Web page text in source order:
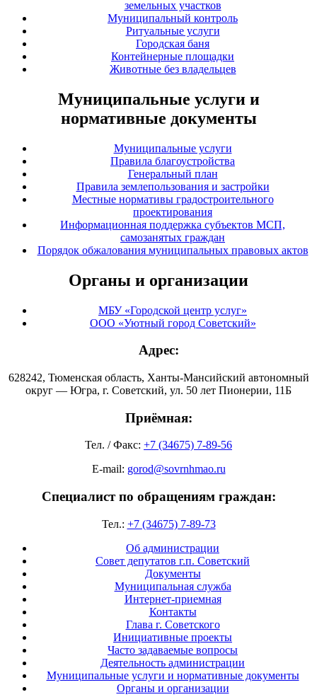
земельных участков
Муниципальный контроль
Ритуальные услуги
Городская баня
Контейнерные площадки
Животные без владельцев
Муниципальные услуги и
нормативные документы
Муниципальные услуги
Правила благоустройства
Генеральный план
Правила землепользования и застройки
Местные нормативы градостроительного
проектирования
Информационная поддержка субъектов МСП,
самозанятых граждан
Порядок обжалования муниципальных правовых актов
Органы и организации
МБУ «Городской центр услуг»
ООО «Уютный город Советский»
Адрес:
628242, Тюменская область, Ханты-Мансийский автономный
округ — Югра, г. Советский, ул. 50 лет Пионерии, 11Б
Приёмная:
Тел. / Факс: +7 (34675) 7-89-56
E-mail: gorod@sovrnhmao.ru
Специалист по обращениям граждан:
Тел.: +7 (34675) 7-89-73
Об администрации
Совет депутатов г.п. Советский
Документы
Муниципальная служба
Интернет-приемная
Контакты
Глава г. Советского
Инициативные проекты
Часто задаваемые вопросы
Деятельность администрации
Муниципальные услуги и нормативные документы
Органы и организации